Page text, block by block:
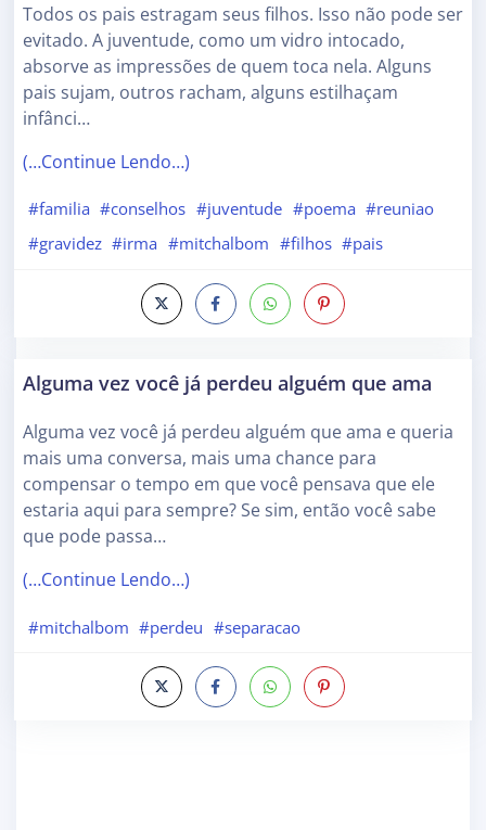
Todos os pais estragam seus filhos. Isso não pode ser
evitado. A juventude, como um vidro intocado,
absorve as impressões de quem toca nela. Alguns
pais sujam, outros racham, alguns estilhaçam
infânci…
(…Continue Lendo…)
#familia #conselhos #juventude #poema #reuniao
#gravidez #irma #mitchalbom #filhos #pais
Alguma vez você já perdeu alguém que ama
Alguma vez você já perdeu alguém que ama e queria
mais uma conversa, mais uma chance para
compensar o tempo em que você pensava que ele
estaria aqui para sempre? Se sim, então você sabe
que pode passa…
(…Continue Lendo…)
#mitchalbom #perdeu #separacao